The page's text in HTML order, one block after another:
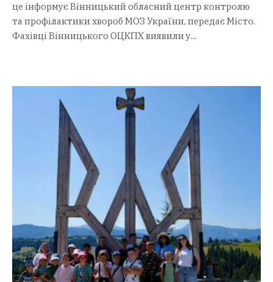
це інформує Вінницький обласний центр контролю
та профілактики хвороб МОЗ України, передає Місто.
Фахівці Вінницького ОЦКПХ виявили у...